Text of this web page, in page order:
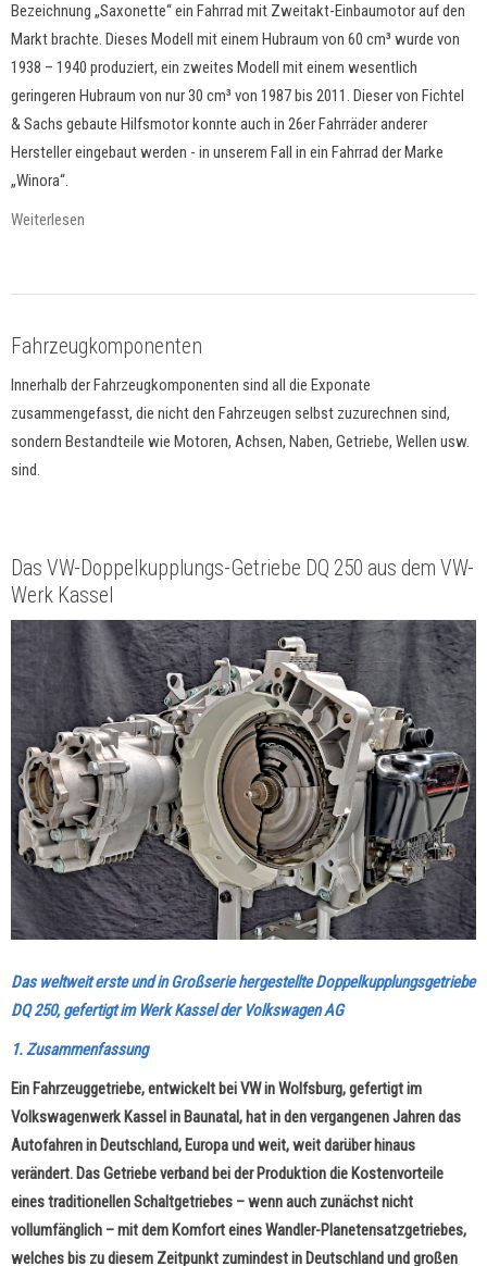
Bezeichnung „Saxonette“ ein Fahrrad mit Zweitakt-Einbaumotor auf den
Markt brachte. Dieses Modell mit einem Hubraum von 60 cm³ wurde von
1938 – 1940 produziert, ein zweites Modell mit einem wesentlich
geringeren Hubraum von nur 30 cm³ von 1987 bis 2011. Dieser von Fichtel
& Sachs gebaute Hilfsmotor konnte auch in 26er Fahrräder anderer
Hersteller eingebaut werden - in unserem Fall in ein Fahrrad der Marke
„Winora“.
Weiterlesen
Fahrzeugkomponenten
Innerhalb der Fahrzeugkomponenten sind all die Exponate
zusammengefasst, die nicht den Fahrzeugen selbst zuzurechnen sind,
sondern Bestandteile wie Motoren, Achsen, Naben, Getriebe, Wellen usw.
sind.
Das VW-Doppelkupplungs-Getriebe DQ 250 aus dem VW-
Werk Kassel
Das weltweit erste und in Großserie hergestellte Doppelkupplungsgetriebe
DQ 250, gefertigt im Werk Kassel der Volkswagen AG
1. Zusammenfassung
Ein Fahrzeuggetriebe, entwickelt bei VW in Wolfsburg, gefertigt im
Volkswagenwerk Kassel in Baunatal, hat in den vergangenen Jahren das
Autofahren in Deutschland, Europa und weit, weit darüber hinaus
verändert. Das Getriebe verband bei der Produktion die Kostenvorteile
eines traditionellen Schaltgetriebes –wenn auch zunächst nicht
vollumfänglich –mit dem Komfort eines Wandler-Planetensatzgetriebes,
welches bis zu diesem Zeitpunkt zumindest in Deutschland und großen